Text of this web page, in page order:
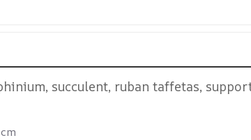
succulent, ruban taffetas,